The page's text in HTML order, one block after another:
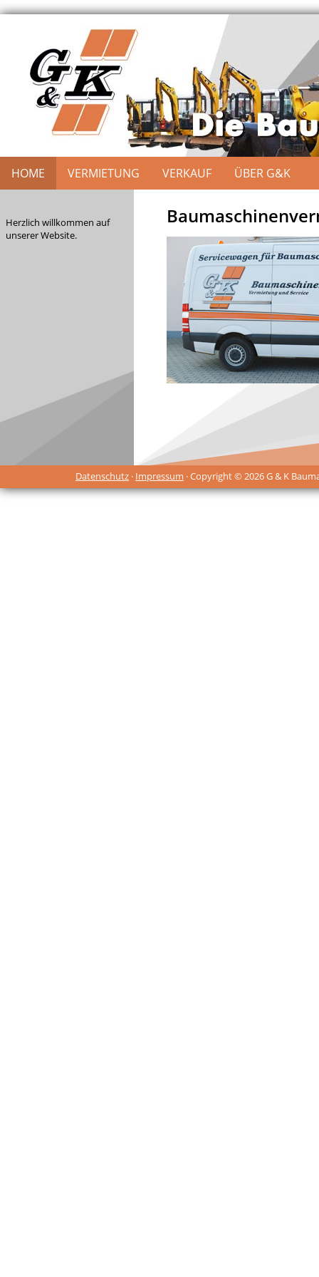
HOME VERMIETUNG VERKAUF ÜBER G&K
Herzlich willkommen auf
unserer Website.
Datenschutz · Impressum · Copyright © 2026 G & K